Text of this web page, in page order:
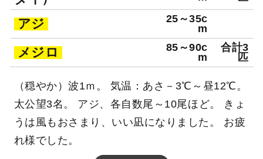
アジ
25～35c
m
メジロ
85～90c
m
合計3
匹
（穏やか）波1ｍ。 気温：あさ－3℃～昼12℃。
太公望3名。 アジ、各自数尾～10尾ほど。 きょ
うは風もおさまり、いい凪になりました。 お疲
れ様でした。